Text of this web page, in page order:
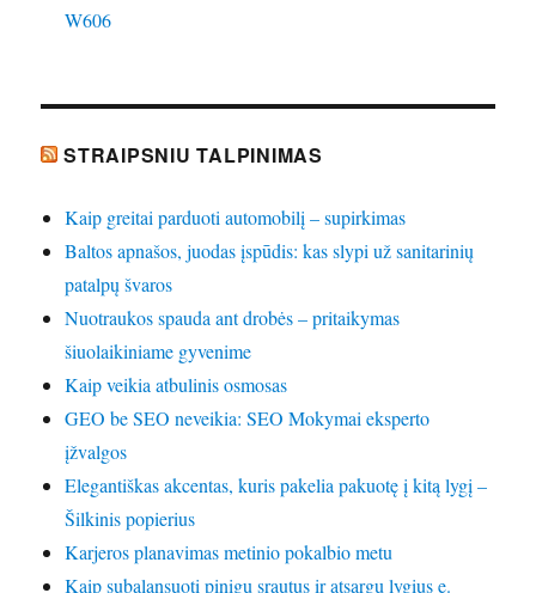
W606
STRAIPSNIU TALPINIMAS
Kaip greitai parduoti automobilį – supirkimas
Baltos apnašos, juodas įspūdis: kas slypi už sanitarinių
patalpų švaros
Nuotraukos spauda ant drobės – pritaikymas
šiuolaikiniame gyvenime
Kaip veikia atbulinis osmosas
GEO be SEO neveikia: SEO Mokymai eksperto
įžvalgos
Elegantiškas akcentas, kuris pakelia pakuotę į kitą lygį –
Šilkinis popierius
Karjeros planavimas metinio pokalbio metu
Kaip subalansuoti pinigų srautus ir atsargų lygius e.